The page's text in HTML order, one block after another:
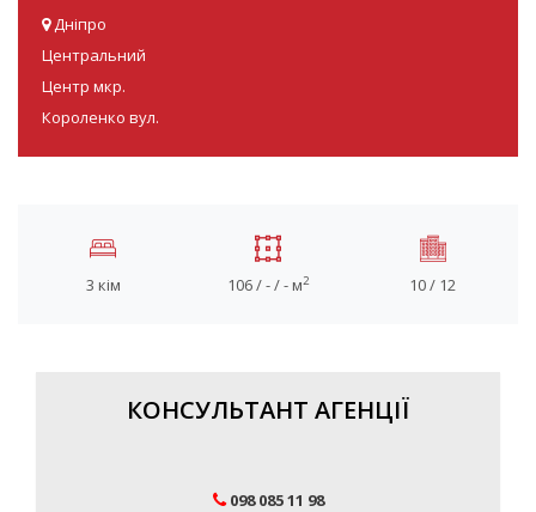
Дніпро
Центральний
Центр мкр.
Короленко вул.
3 кім 106 / - / - м2 10 / 12
КОНСУЛЬТАНТ АГЕНЦІЇ
098 085 11 98